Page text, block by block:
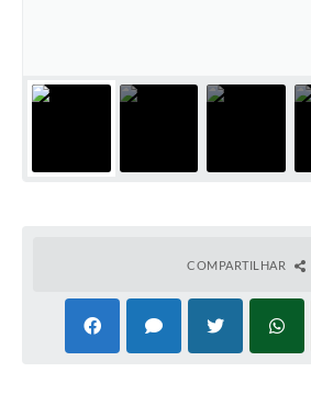
COMPARTILHAR